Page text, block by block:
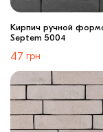
Кирпич ручной
Septem 5004
47 грн